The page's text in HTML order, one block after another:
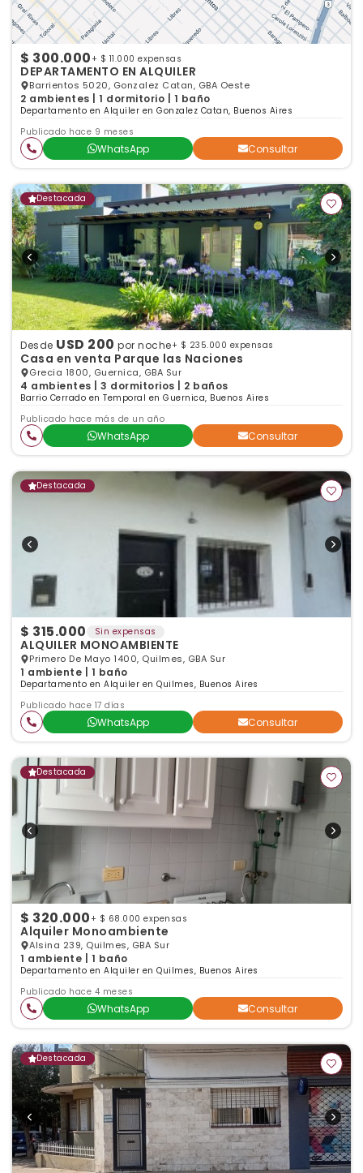
$ 300.000 + $ 11.000 expensas
DEPARTAMENTO EN ALQUILER
Barrientos 5020, Gonzalez Catan, GBA Oeste
2 ambientes | 1 dormitorio | 1 baño
Departamento en Alquiler en Gonzalez Catan, Buenos Aires
Publicado hace 9 meses
WhatsApp Consultar
Destacada
Desde USD 200 por noche+ $ 235.000 expensas
Casa en venta Parque las Naciones
Grecia 1800, Guernica, GBA Sur
4 ambientes | 3 dormitorios | 2 baños
Barrio Cerrado en Temporal en Guernica, Buenos Aires
Publicado hace más de un año
WhatsApp Consultar
Destacada
$ 315.000 Sin expensas
ALQUILER MONOAMBIENTE
Primero De Mayo 1400, Quilmes, GBA Sur
1 ambiente | 1 baño
Departamento en Alquiler en Quilmes, Buenos Aires
Publicado hace 17 días
WhatsApp Consultar
Destacada
$ 320.000 + $ 68.000 expensas
Alquiler Monoambiente
Alsina 239, Quilmes, GBA Sur
1 ambiente | 1 baño
Departamento en Alquiler en Quilmes, Buenos Aires
Publicado hace 4 meses
WhatsApp Consultar
Destacada